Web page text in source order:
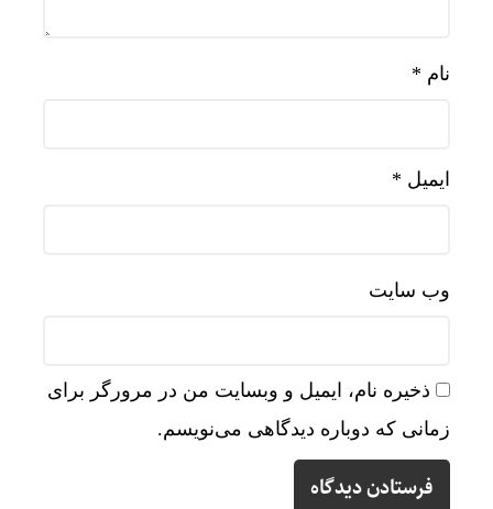
نام *
ایمیل *
وب‌ سایت
ذخیره نام، ایمیل و وبسایت من در مرورگر برای
زمانی که دوباره دیدگاهی می‌نویسم.